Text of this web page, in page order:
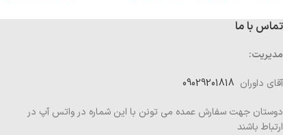
تماس با ما
مدیریت:
آقای داوران
دوستان جهت سفارش عمده می تونن با این شماره در واتس آپ در
ارتباط باشند